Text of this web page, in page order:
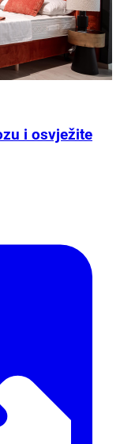
i osvježite